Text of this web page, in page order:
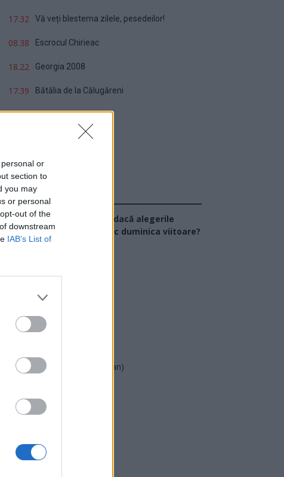
or
section to
you may
or personal
out of the
downstream
IAB’s List of
17.32 Vă veți blestema zilele, pesedeilor!
08.38 Escrocul Chirieac
18.22 Georgia 2008
17.39 Bătălia de la Călugăreni
Sondaj
Ce partid ați vota dacă alegerile
parlamentare ar avea loc duminica viitoare?
PNL
PSD
UDMR
Forța Dreptei (L. Orban)
REPER
POT (Gavrilă)